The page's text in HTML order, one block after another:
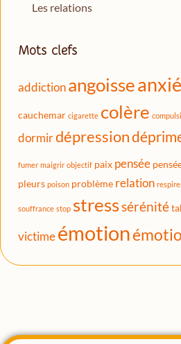
Les relations
Mots clefs
addictionangoisse
cauchemar cigarette colère
dormirdépression
fumer maigrir objectif paix pensée
pleurs poison problème relation
souffrance stop stresssérénité
victimeémotion